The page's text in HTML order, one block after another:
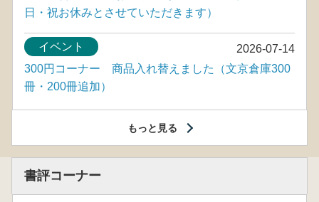
日・祝お休みとさせていただきます）
2026-07-14
イベント
300円コーナー 商品入れ替えました（文京倉庫300
冊・200冊追加）
もっと見る
書評コーナー